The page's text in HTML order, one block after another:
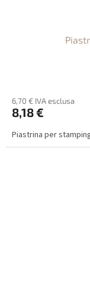
6,70 € IVA esclusa
8,18 €
Piastrina per